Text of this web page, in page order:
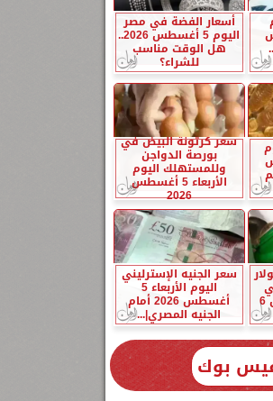
أسعار الفضة في مصر
اليوم 5 أغسطس 2026..
هل الوقت مناسب
للشراء؟
سعر كرتونة البيض في
بورصة الدواجن
وللمستهلك اليوم
الأربعاء 5 أغسطس
2026
مصر اليوم الخميس 6
سعر الجنيه الإسترليني
اليوم الأربعاء 5
أغسطس 2026 أمام
الجنيه المصري|...
بوك